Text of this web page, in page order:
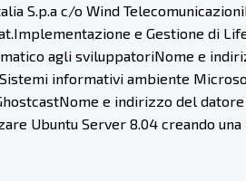
S.p.a c/o Wind
e Gestione di
agli sviluppatoriNome e
informativi ambiente
e indirizzo del
Ubuntu Server 8.04 creando